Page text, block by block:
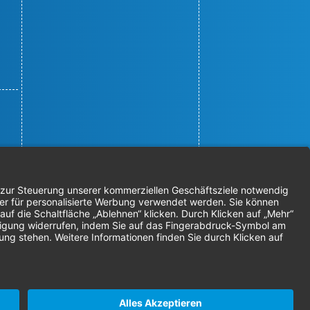
© 2026 Nordenta Handelsgesellschaft